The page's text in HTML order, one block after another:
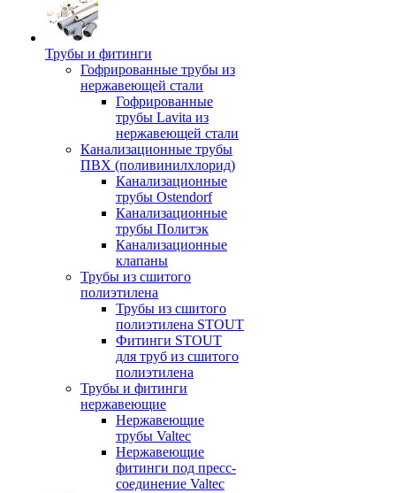
Трубы и фитинги
Гофрированные трубы из
нержавеющей стали
Гофрированные
трубы Lavita из
нержавеющей стали
Канализационные трубы
ПВХ (поливинилхлорид)
Канализационные
трубы Ostendorf
Канализационные
трубы Политэк
Канализационные
клапаны
Трубы из сшитого
полиэтилена
Трубы из сшитого
полиэтилена STOUT
Фитинги STOUT
для труб из сшитого
полиэтилена
Трубы и фитинги
нержавеющие
Нержавеющие
трубы Valtec
Нержавеющие
фитинги под пресс-
соединение Valtec